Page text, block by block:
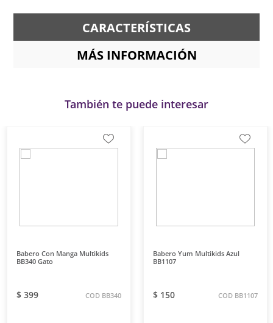
CARACTERÍSTICAS
MÁS INFORMACIÓN
También te puede interesar
Babero Con Manga Multikids
BB340 Gato
$ 399 COD BB340
Babero Yum Multikids Azul
BB1107
$ 150 COD BB1107